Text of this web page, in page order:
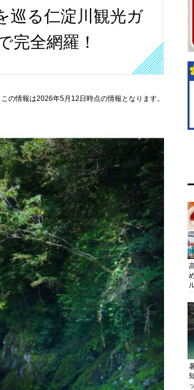
巡る仁淀川観光ガ
完全網羅！
この情報は2026年5月12日時点の情報となります。